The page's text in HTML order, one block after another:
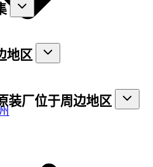
地区
装厂位于周边地区